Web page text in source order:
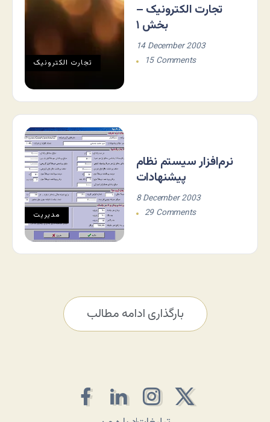
تجارت الکترونيک
تجارت الکترونیک –
بخش ۱
14 December 2003
15 Comments
مديريت
نرم‌‏افزار سيستم نظام
پيشنهادات
8 December 2003
29 Comments
بارگذاری ادامه مطالب